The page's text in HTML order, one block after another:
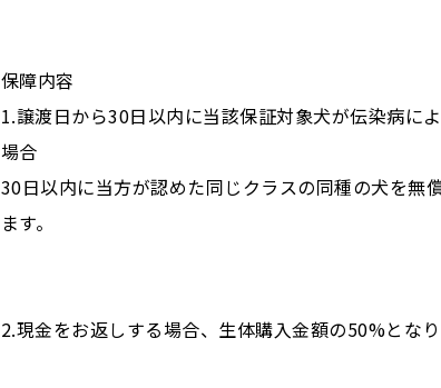
保障内容
1.譲渡日から30日以内に当該保証対象犬が伝染病に
場合
30日以内に当方が認めた同じクラスの同種の犬を無
ます。
2.現金をお返しする場合、生体購入金額の50%となり